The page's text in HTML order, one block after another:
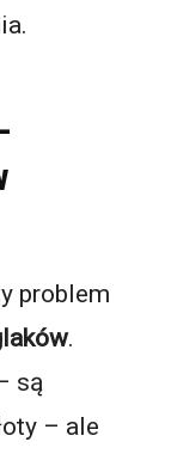
problem
.
są
– ale